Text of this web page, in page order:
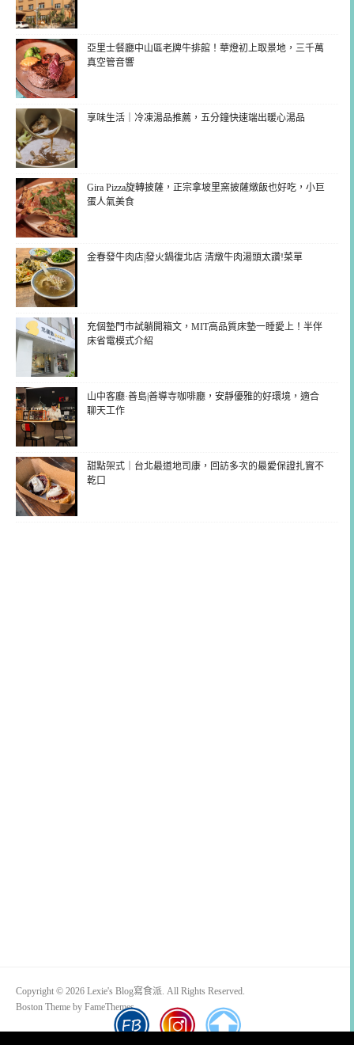
亞里士餐廳中山區老牌牛排館！華燈初上取景地，三千萬
真空管音響
享味生活｜冷凍湯品推薦，五分鐘快速端出暖心湯品
Gira Pizza旋轉披薩，正宗拿坡里窯披薩燉飯也好吃，小巨
蛋人氣美食
金春發牛肉店|發火鍋復北店 清燉牛肉湯頭太讚!菜單
充個墊門市試躺開箱文，MIT高品質床墊一睡愛上！半伴
床省電模式介紹
山中客廳·善島|善導寺咖啡廳，安靜優雅的好環境，適合
聊天工作
甜點架式｜台北最道地司康，回訪多次的最愛保證扎實不
乾口
Copyright © 2026 Lexie's Blog寫食派. All Rights Reserved.
Boston Theme by FameThemes